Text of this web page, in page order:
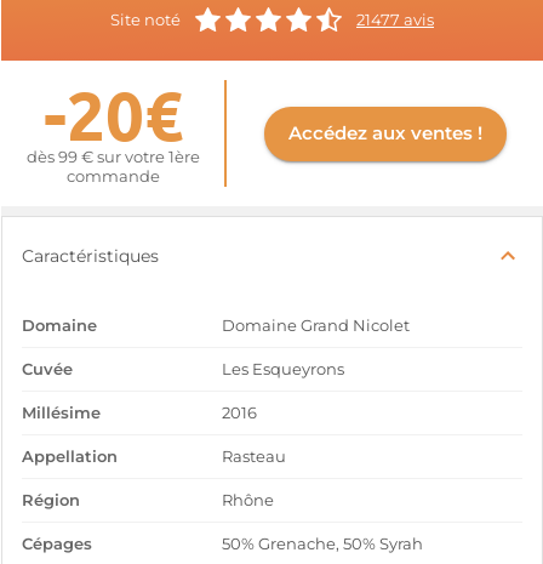
Site noté 21477 avis
-20€
dès 99 € sur votre 1ère
commande
Accédez aux ventes !
Caractéristiques
Domaine Domaine Grand Nicolet
Cuvée Les Esqueyrons
Millésime 2016
Appellation Rasteau
Région Rhône
Cépages 50% Grenache, 50% Syrah